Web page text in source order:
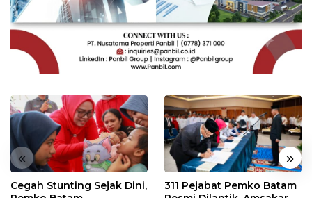
« »
Cegah Stunting Sejak Dini,
311 Pejabat Pemko Batam